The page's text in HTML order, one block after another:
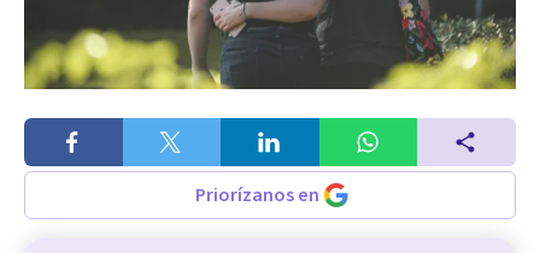
Priorízanos en